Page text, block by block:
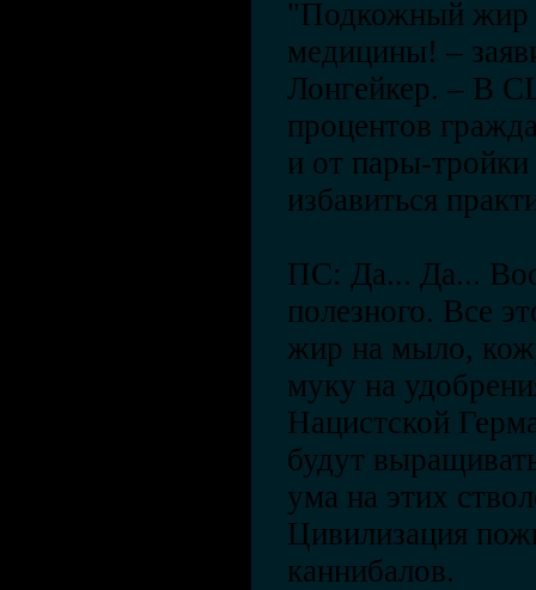
"Подкожный жир
медицины! –
Лонгейкер. – В
процентов
и от пары-
избавиться
ПС: Да... Да...
полезного. Все
жир на мыло,
муку на
Нацистской
будут
ума на этих
Цивилизация
каннибалов.